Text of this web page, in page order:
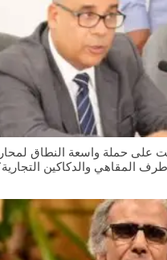
على حملة واسعة النطاق
المقاهي والدكاكين